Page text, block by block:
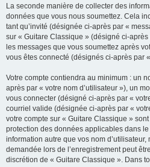
La seconde manière de collecter des
données que vous nous soumettez. Cela
tant qu’invité (désignée ci-après par «
sur « Guitare Classique » (désigné ci-
les messages que vous soumettez après
vous êtes connecté (désignés ci-après par
Votre compte contiendra au minimum : un
après par « votre nom d’utilisateur »), un
vous connecter (désigné ci-après par «
courriel valide (désignée ci-après par «
votre compte sur « Guitare Classique »
protection des données applicables dans
information autre que vos nom d’utilisateur,
demandée lors de l’enregistrement peut
discrétion de « Guitare Classique ». Dans